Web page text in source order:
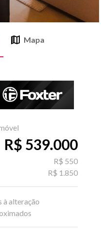
Mapa
R$ 539.000
R$ 550
R$ 1.850
à alteração